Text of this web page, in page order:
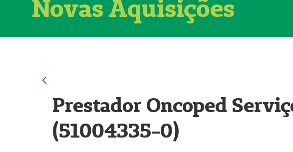
Novas Aquisições
Prestador Oncoped
(51004335-0)